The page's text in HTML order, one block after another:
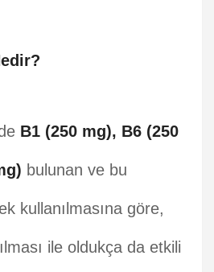
B1 (250 mg), B6 (250
bulunan ve bu
kullanılmasına göre,
ile oldukça da etkili